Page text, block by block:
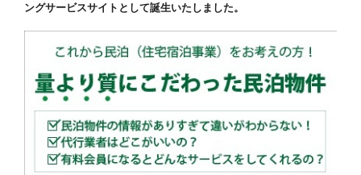
ングサービスサイトとして誕生いたしました。